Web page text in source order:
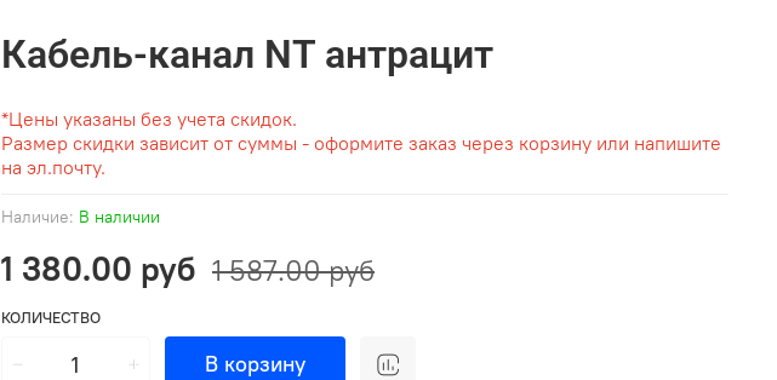
Наличие: В наличии
Кабель-канал NT антрацит
1 380.00 руб 1 587.00 руб
КОЛИЧЕСТВО
В корзину
*Цены указаны без учета скидок.
Размер скидки зависит от суммы - оформите заказ через корзину или напишите
на эл.почту.